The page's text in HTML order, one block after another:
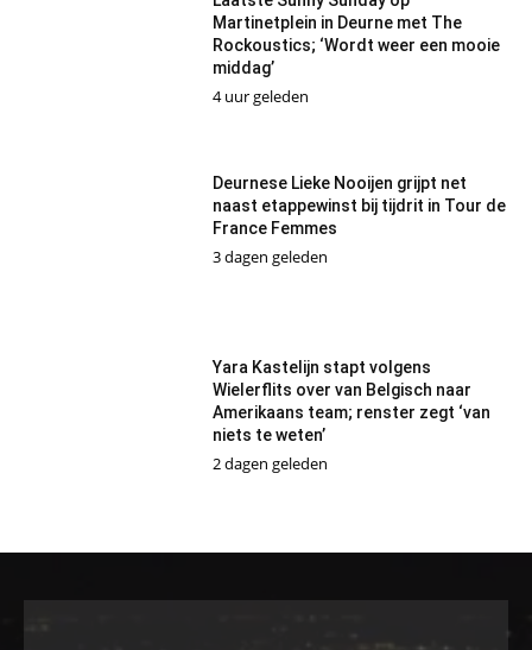
Martinetplein in Deurne met The
Rockoustics; ‘Wordt weer een mooie
middag’
4 uur geleden
Deurnese Lieke Nooijen grijpt net
naast etappewinst bij tijdrit in Tour de
France Femmes
3 dagen geleden
Yara Kastelijn stapt volgens
Wielerflits over van Belgisch naar
Amerikaans team; renster zegt ‘van
niets te weten’
2 dagen geleden